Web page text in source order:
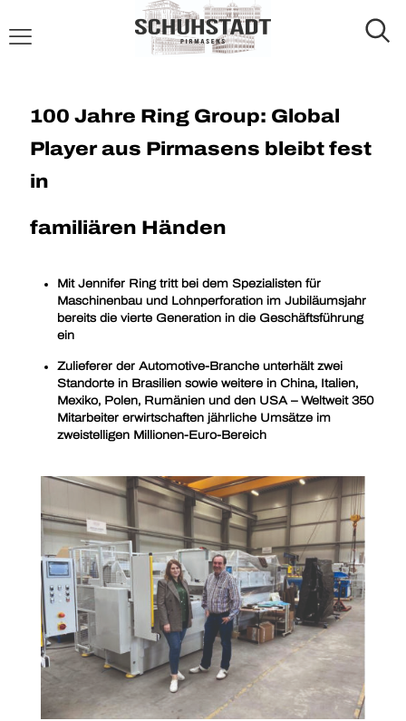
100 Jahre Ring Group: Global
Player aus Pirmasens bleibt fest
in
familiären Händen
Mit Jennifer Ring tritt bei dem Spezialisten für
Maschinenbau und Lohnperforation im Jubiläumsjahr
bereits die vierte Generation in die Geschäftsführung
ein
Zulieferer der Automotive-Branche unterhält zwei
Standorte in Brasilien sowie weitere in China, Italien,
Mexiko, Polen, Rumänien und den USA – Weltweit 350
Mitarbeiter erwirtschaften jährliche Umsätze im
zweistelligen Millionen-Euro-Bereich